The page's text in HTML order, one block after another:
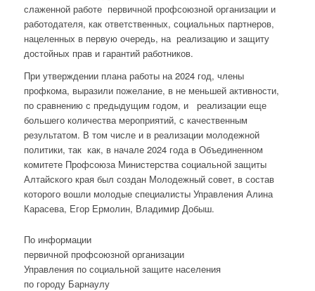
слаженной работе первичной профсоюзной организации и
работодателя, как ответственных, социальных партнеров,
нацеленных в первую очередь, на реализацию и защиту
достойных прав и гарантий работников.
При утверждении плана работы на 2024 год, члены
профкома, выразили пожелание, в не меньшей активности,
по сравнению с предыдущим годом, и реализации еще
большего количества мероприятий, с качественным
результатом. В том числе и в реализации молодежной
политики, так как, в начале 2024 года в Объединенном
комитете Профсоюза Министерства социальной защиты
Алтайского края был создан Молодежный совет, в состав
которого вошли молодые специалисты Управления Алина
Карасева, Егор Ермолин, Владимир Добыш.
По информации
первичной профсоюзной организации
Управления по социальной защите населения
по городу Барнаулу